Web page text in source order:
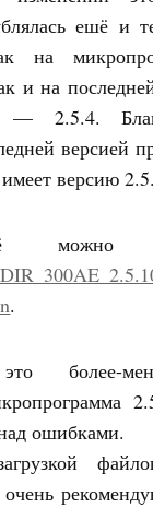
ешё и
на
и на
— 2.5.4.
версией
версию
.
более-
ошибками.